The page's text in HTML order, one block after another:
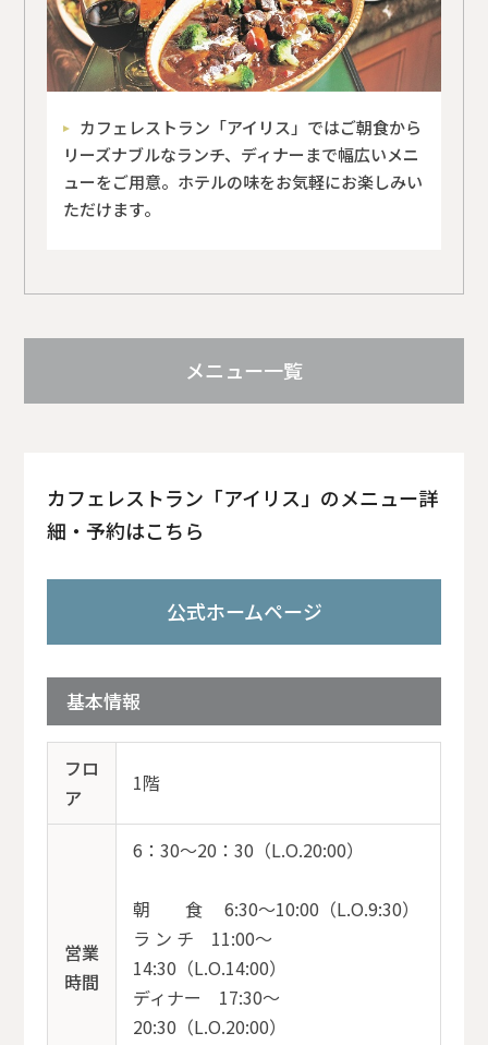
カフェレストラン「アイリス」ではご朝食から
リーズナブルなランチ、ディナーまで幅広いメニ
ューをご用意。ホテルの味をお気軽にお楽しみい
ただけます。
メニュー一覧
カフェレストラン「アイリス」のメニュー詳
細・予約はこちら
公式ホームページ
基本情報
フロ
ア
1階
営業
時間
6：30～20：30（L.O.20:00）
朝 食 6:30～10:00（L.O.9:30）
ラ ン チ 11:00～
14:30（L.O.14:00）
ディナー 17:30～
20:30（L.O.20:00）